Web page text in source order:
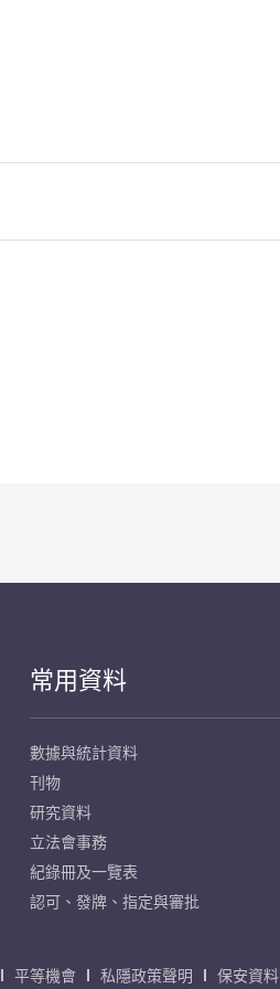
常用資料
數據與統計資料
刊物
研究資料
立法會事務
紀錄冊及一覽表
認可、發牌、指定與審批
平等機會 私隱政策聲明 保安資料